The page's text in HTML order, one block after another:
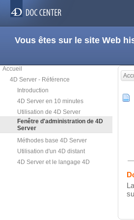
Vous êtes sur le site Web
Accueil
4D Server - Référence
Introduction
4D Server en 10 minutes
Utilisation de 4D Server
Fenêtre d'administration de 4D
Server
Méthodes base 4D Server
Utilisation d'un 4D distant
4D Server et le langage 4D